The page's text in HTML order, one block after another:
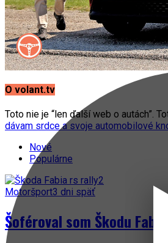
O volant.tv
Toto nie je “len ďalší web o autách”.
dávam srdce a svoje automobilové
Nové
Populárne
Motoršport3 dni späť
Šoféroval som Škodu